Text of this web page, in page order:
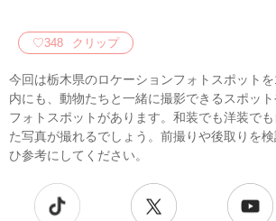
♡348 クリップ
今回は栃木県のロケーションフォトスポット
内にも、動物たちと一緒に撮影できるスポッ
フォトスポットがあります。和装でも洋装で
た写真が撮れるでしょう。前撮りや後取りを
ひ参考にしてください。